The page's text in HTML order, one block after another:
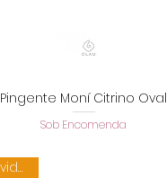
Visualização rápida
Pingente Moní Citrino Oval
Sob Encomenda
Novidade